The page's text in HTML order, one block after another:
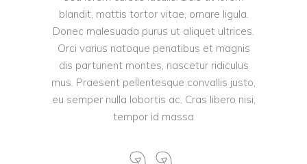
blandit, mattis tortor vitae, ornare ligula.
Donec malesuada purus ut aliquet ultrices.
Orci varius natoque penatibus et magnis
dis parturient montes, nascetur ridiculus
mus. Praesent pellentesque convallis justo,
eu semper nulla lobortis ac. Cras libero nisi,
tempor id massa